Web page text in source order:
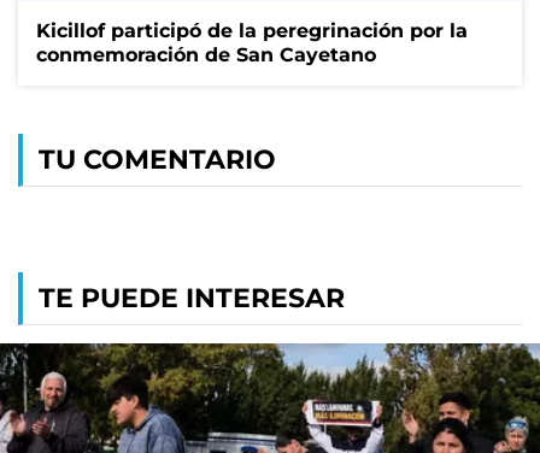
Kicillof participó de la peregrinación por la
conmemoración de San Cayetano
TU COMENTARIO
TE PUEDE INTERESAR